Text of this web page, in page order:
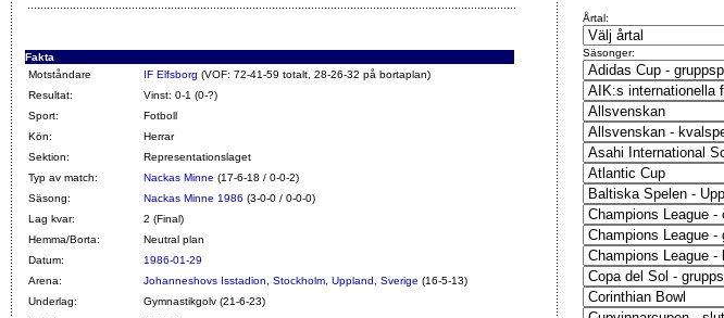
Fakta
Motståndare
IF Elfsborg (VOF: 72-41-59 totalt, 28-26-32 på bortaplan)
Resultat:
Vinst: 0-1 (0-?)
Sport:
Fotboll
Kön:
Herrar
Sektion:
Representationslaget
Typ av match:
Nackas Minne (17-6-18 / 0-0-2)
Säsong:
Nackas Minne 1986 (3-0-0 / 0-0-0)
Lag kvar:
2 (Final)
Hemma/Borta:
Neutral plan
Datum:
1986-01-29
Arena:
Johanneshovs Isstadion, Stockholm, Uppland, Sverige (16-5-13)
Underlag:
Gymnastikgolv (21-6-23)
Årtal:
Säsonger: